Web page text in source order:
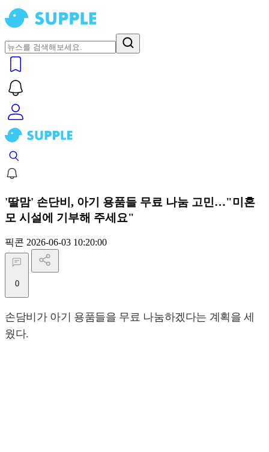
'딸맘' 손단비, 아기 용품들 무료 나눔 고민…"미혼
모 시설에 기부해 주세요"
픽콘 2026-06-03 10:20:00
0
손담비가 아기 용품들을 무료 나눔하겠다는 계획을 세
웠다.